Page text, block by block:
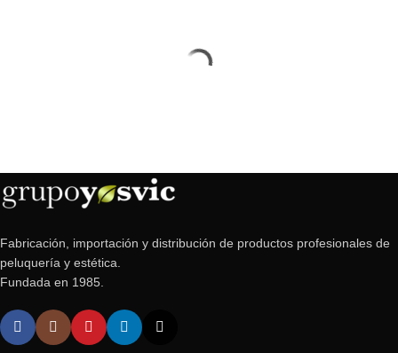
Fabricación, importación y distribución de productos profesionales de
peluquería y estética.
Fundada en 1985.